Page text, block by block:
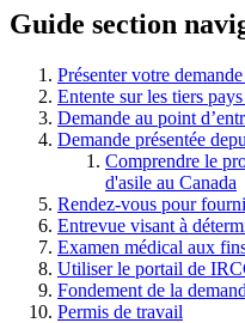
Guide section
Présenter votre demande
Entente sur les tiers
Demande au point
Demande présentée
Comprendre le
d'asile au Canada
Rendez-vous pour
Entrevue visant à
Examen médical aux
Utiliser le portail de
Fondement de la
Permis de travail